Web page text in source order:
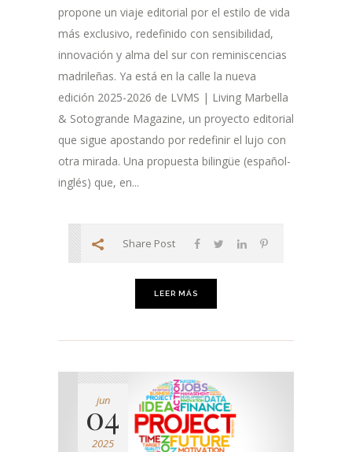
propone un viaje editorial por el estilo de vida
más exclusivo, redefinido con sensibilidad,
innovación y alma del sur con reminiscencias
madrileñas. Ya está en la calle la nueva
edición 2025-2026 de LVMS | Living Marbella
& Sotogrande Magazine, un proyecto editorial
que sigue apostando por redefinir el lujo con
otra mirada. Una propuesta bilingüe (español-
inglés) que, en...
Share Post
LEER MÁS
jun
04
2025